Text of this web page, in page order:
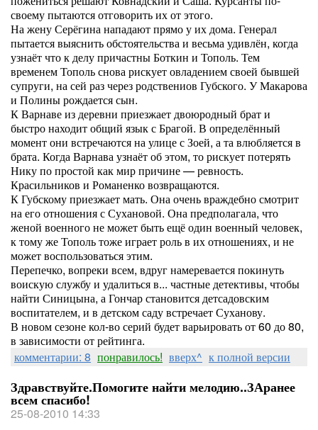
своему пытаются отговорить их от этого.
На жену Серёгина нападают прямо у их дома. Генерал
пытается выяснить обстоятельства и весьма удивлён, когда
узнаёт что к делу причастны Боткин и Тополь. Тем
временем Тополь снова рискует овладением своей бывшей
супруги, на сей раз через родствениов Губского. У Макарова
и Полины рождается сын.
К Варнаве из деревни приезжает двоюродный брат и
быстро находит общий язык с Брагой. В определённый
момент они встречаются на улице с Зоей, а та влюбляется в
брата. Когда Варнава узнаёт об этом, то рискует потерять
Нику по простой как мир причине — ревность.
Красильников и Романенко возвращаются.
К Губскому приезжает мать. Она очень враждебно смотрит
на его отношения с Сухановой. Она предполагала, что
женой военного не может быть ещё один военный человек,
к тому же Тополь тоже играет роль в их отношениях, и не
может воспользоваться этим.
Перепечко, вопреки всем, вдруг намеревается покинуть
воискую службу и удалиться в... частные детективы, чтобы
найти Синицына, а Гончар становится детсадовским
воспитателем, и в детском саду встречает Суханову.
В новом сезоне кол-во серий будет варьировать от 60 до 80,
в зависимости от рейтинга.
комментарии: 8 понравилось! вверх^ к полной версии
Здравствуйте.Помогите найти мелодию..ЗАранее
всем спасибо!
25-08-2010 14:33